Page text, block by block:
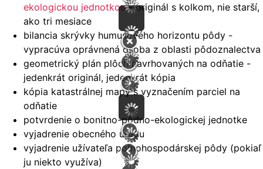
ekologickou jednotkou- originál s kolkom, nie starší,
ako tri mesiace
bilancia skrývky humusového horizontu pôdy -
vypracúva oprávnená osoba z oblasti pôdoznalectva
geometrický plán plôch navrhovaných na odňatie -
jedenkrát originál, jedenkrát kópia
kópia katastrálnej mapy s vyznačením parciel na
odňatie
potvrdenie o bonitno-pôdno-ekologickej jednotke
vyjadrenie obecného úradu
vyjadrenie užívateľa poľnohospodárskej pôdy (pokiaľ
ju niekto využíva)